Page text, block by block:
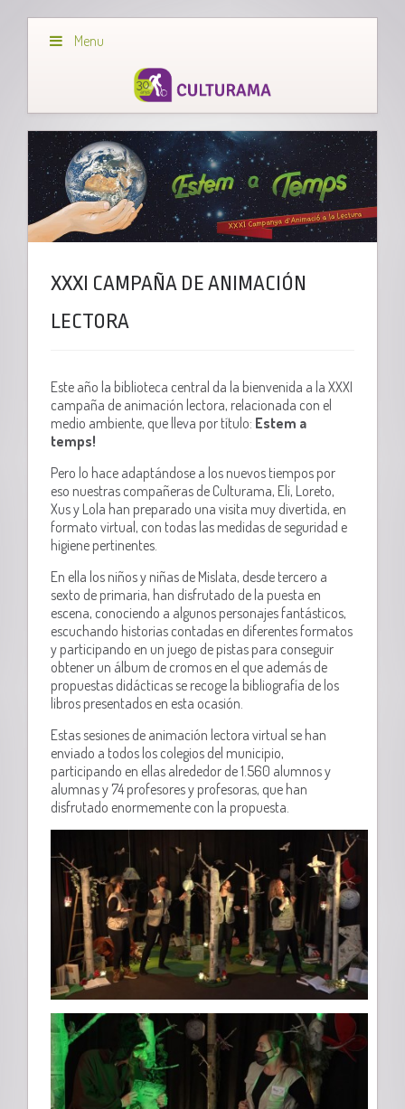
Menu
XXXI CAMPAÑA DE ANIMACIÓN
LECTORA
Este año la biblioteca central da la bienvenida a la XXXI
campaña de animación lectora, relacionada con el
medio ambiente, que lleva por título: Estem a
temps!
Pero lo hace adaptándose a los nuevos tiempos por
eso nuestras compañeras de Culturama, Eli, Loreto,
Xus y Lola han preparado una visita muy divertida, en
formato virtual, con todas las medidas de seguridad e
higiene pertinentes.
En ella los niños y niñas de Mislata, desde tercero a
sexto de primaria, han disfrutado de la puesta en
escena, conociendo a algunos personajes fantásticos,
escuchando historias contadas en diferentes formatos
y participando en un juego de pistas para conseguir
obtener un álbum de cromos en el que además de
propuestas didácticas se recoge la bibliografía de los
libros presentados en esta ocasión.
Estas sesiones de animación lectora virtual se han
enviado a todos los colegios del municipio,
participando en ellas alrededor de 1.560 alumnos y
alumnas y 74 profesores y profesoras, que han
disfrutado enormemente con la propuesta.